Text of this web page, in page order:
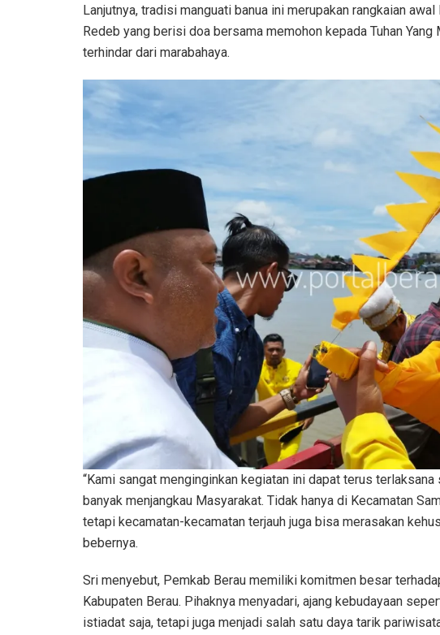
Lanjutnya, tradisi manguati banua ini merupakan rangkaian
Redeb yang berisi doa bersama memohon kepada Tuhan
terhindar dari marabahaya.
“Kami sangat menginginkan kegiatan ini dapat terus
banyak menjangkau Masyarakat. Tidak hanya di Kecamatan
tetapi kecamatan-kecamatan terjauh juga bisa merasakan
bebernya.
Sri menyebut, Pemkab Berau memiliki komitmen besar
Kabupaten Berau. Pihaknya menyadari, ajang kebudayaan
istiadat saja, tetapi juga menjadi salah satu daya tarik